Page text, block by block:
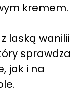
kremem.
laską wanilii
sprawdza
jak i na